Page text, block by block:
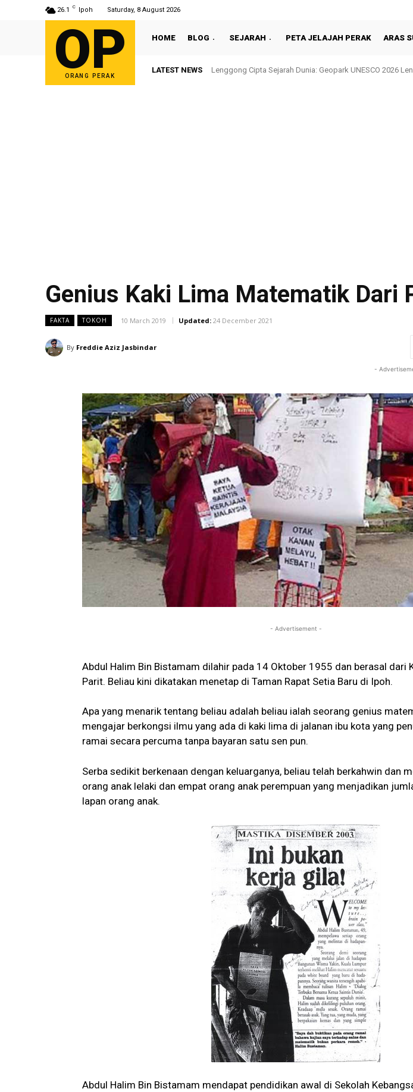
26.1 C Ipoh Saturday, 8 August 2026
OP
ORANG PERAK
HOME BLOG SEJARAH PETA JELAJAH PERAK ARAS
LATEST NEWS Sultan Nazrin Shah Berbuka Puasa Bersama Rakyat di
Genius Kaki Lima Matematik Dari
FAKTA TOKOH 10 March 2019 Updated: 24 December 2021
By Freddie Aziz Jasbindar
-
- Advertisement -
Abdul Halim Bin Bistamam dilahir pada 14 Oktober 1955 dan berasal dari
Parit. Beliau kini dikatakan menetap di Taman Rapat Setia Baru di Ipoh.
Apa yang menarik tentang beliau adalah beliau ialah seorang genius
mengajar berkongsi ilmu yang ada di kaki lima di jalanan ibu kota yang
ramai secara percuma tanpa bayaran satu sen pun.
Serba sedikit berkenaan dengan keluarganya, beliau telah berkahwin dan
orang anak lelaki dan empat orang anak perempuan yang menjadikan
lapan orang anak.
Abdul Halim Bin Bistamam mendapat pendidikan awal di Sekolah